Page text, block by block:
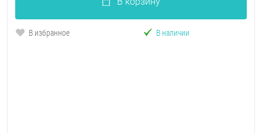
В избранное В наличии